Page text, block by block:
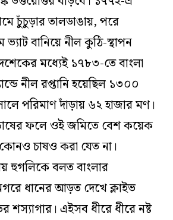
চুঁচুড়ার তালডাঙায়, পরে
বানিয়ে নীল কুঠি-স্থাপন
মধ্যেই ১৭৮৩-তে বাংলা
নীল রপ্তানি হয়েছিল ১৩০০
পরিমাণ দাঁড়ায় ৬২ হাজার মণ।
ফলে ওই জমিতে বেশ কয়েক
চাষও করা যেত না।
হুগলিকে বলত বাংলার
ধানের আড়ত দেখে ক্লাইভ
শস্যাগার। এইসব ধীরে ধীরে নষ্ট